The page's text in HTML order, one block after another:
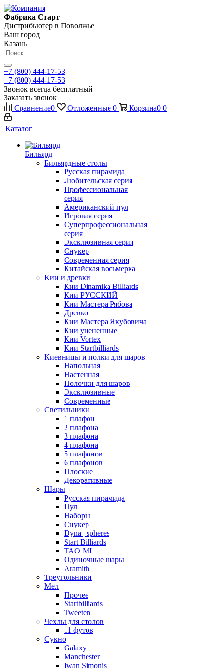
Фабрика Старт
Дистрибьютер в Поволжье
Ваш город
Казань
+7 (800) 444-17-53
+7 (800) 444-17-53
Звонок всегда бесплатный
Заказать звонок
Сравнение0 Отложенные 0 Корзина0 0
Каталог
Бильярд
Бильярдные столы
Русская пирамида
Любительская серия
Профессиональная
серия
Американский пул
Игровая серия
Суперпрофессиональная
серия
Эксклюзивная серия
Снукер
Современная серия
Китайская восьмерка
Кии и древки
Кии Dinamika Billiards
Кии РУССКИЙ
Кии Мастера Рябова
Древко
Кии Мастера Якубовича
Кии уцененные
Кии Vortex
Кии Startbilliards
Киевницы и полки для шаров
Напольная
Настенная
Полочки для шаров
Эксклюзивные
Современные
Светильники
1 плафон
2 плафона
3 плафона
4 плафона
5 плафонов
6 плафонов
Плоские
Декоративные
Шары
Русская пирамида
Пул
Наборы
Снукер
Dyna | spheres
Start Billiards
TAO-MI
Одиночные шары
Aramith
Треугольники
Мел
Прочее
Startbilliards
Tweeten
Чехлы для столов
11 футов
Сукно
Galaxy
Manchester
Iwan Simonis